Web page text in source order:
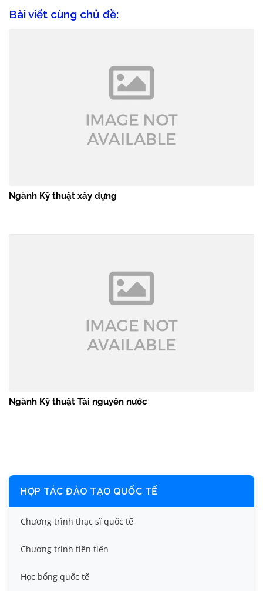
Bài viết cùng chủ đề:
Ngành Kỹ thuật xây dựng
Ngành Kỹ thuật Tài nguyên nước
HỢP TÁC ĐÀO TẠO QUỐC TẾ
Chương trình thạc sĩ quốc tế
Chương trình tiên tiến
Học bổng quốc tế